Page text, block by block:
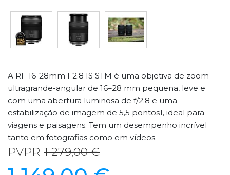
A RF 16-28mm F2.8 IS STM é uma objetiva de zoom
ultragrande-angular de 16–28 mm pequena, leve e
com uma abertura luminosa de f/2.8 e uma
estabilização de imagem de 5,5 pontos1, ideal para
viagens e paisagens. Tem um desempenho incrível
tanto em fotografias como em vídeos.
PVPR 1 279,00 €